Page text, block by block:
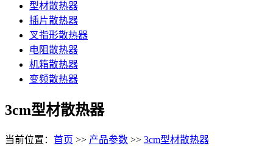
型材散热器
插片散热器
叉指形散热器
电阻散热器
机箱散热器
变频散热器
3cm型材散热器
当前位置： 首页 >> 产品参数 >> 3cm型材散热器